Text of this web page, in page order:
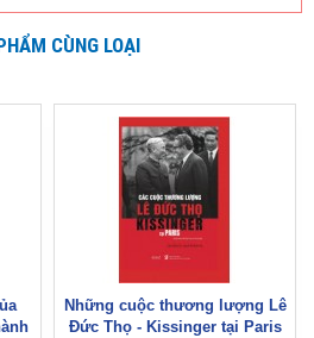
CÙNG LOẠI
Những cuộc thương lượng Lê
Đức Thọ - Kissinger tại Paris